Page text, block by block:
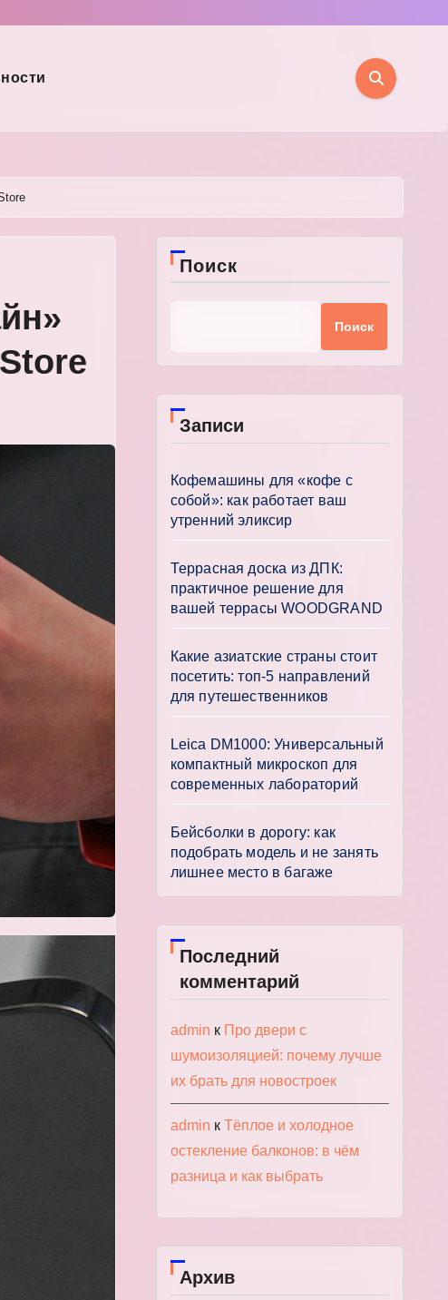
Поиск
Поиск
Записи
Кофемашины для «кофе с
собой»: как работает ваш
утренний эликсир
Террасная доска из ДПК:
практичное решение для
вашей террасы WOODGRAND
Какие азиатские страны стоит
посетить: топ-5 направлений
для путешественников
Leica DM1000: Универсальный
компактный микроскоп для
современных лабораторий
Бейсболки в дорогу: как
подобрать модель и не занять
лишнее место в багаже
Последний
комментарий
admin к Про двери с
шумоизоляцией: почему лучше
их брать для новостроек
admin к Тёплое и холодное
остекление балконов: в чём
разница и как выбрать
Архив